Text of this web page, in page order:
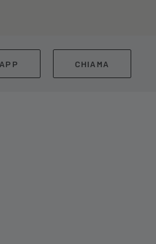
CHIAMA